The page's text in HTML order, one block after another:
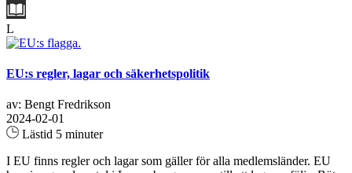
L
EU:s regler, lagar och säkerhetspolitik
av: Bengt Fredrikson
2024-02-01
Lästid 5 minuter
I EU finns regler och lagar som gäller för alla medlemsländer. EU